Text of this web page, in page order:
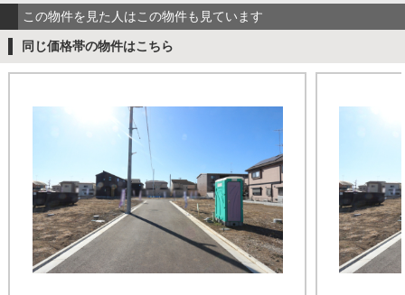
この物件を見た人はこの物件も見ています
同じ価格帯の物件はこちら